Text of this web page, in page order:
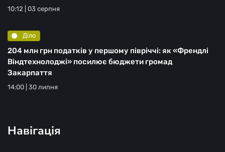
10:12 | 03 серпня
Діло
204 млн грн податків у першому півріччі: як «Френдлі
Віндтехнолоджі» посилює бюджети громад
Закарпаття
14:00 | 30 липня
Навігація